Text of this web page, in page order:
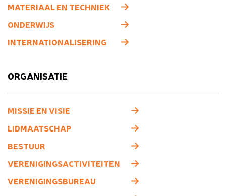
MATERIAAL EN TECHNIEK
ONDERWIJS
INTERNATIONALISERING
ORGANISATIE
MISSIE EN VISIE
LIDMAATSCHAP
BESTUUR
VERENIGINGSACTIVITEITEN
VERENIGINGSBUREAU